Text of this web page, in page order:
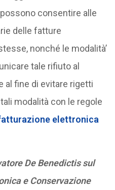
consentire alle
delle fatture
nonché le modalità’
tale rifiuto al
al fine di evitare rigetti
modalità con le regole
elettronica
De Benedictis sul
e Conservazione